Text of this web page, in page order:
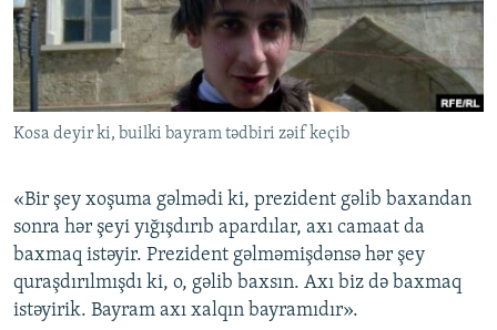
İNFOQRAFIKA
KARIKATURA
AZƏRBAYCAN ƏDƏBIYYATI KITABXANASI
İSLAM VƏ DEMOKRATIYA
İZ - MƏDƏNIYYƏT PROQRAMI
MISSIYAMIZ
PEŞƏ ETIKASI VƏ JURNALISTIKA STANDARTLARIMIZ
MATERIALLARIMIZDAN ISTIFADƏ
AZADLIQRADIOSU MOBIL TELEFONUNUZDA
XƏBƏR BÜLLETENLƏRIMIZ
BIZI IZLƏ
RFE/RL-in bütün saytları
Kosa deyir ki, builki bayram tədbiri zəif keçib
«Bir şey xoşuma gəlmədi ki, prezident gəlib baxandan
sonra hər şeyi yığışdırıb apardılar, axı camaat da
baxmaq istəyir. Prezident gəlməmişdənsə hər şey
quraşdırılmışdı ki, o, gəlib baxsın. Axı biz də baxmaq
istəyirik. Bayram axı xalqın bayramıdır».